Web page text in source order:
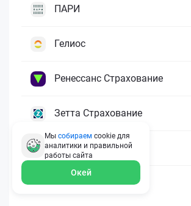
ПАРИ
Гелиос
Ренессанс Страхование
Зетта Страхование
ГАЙДЕ
МАКС
Мы собираем cookie для
аналитики и правильной
работы сайта
Окей